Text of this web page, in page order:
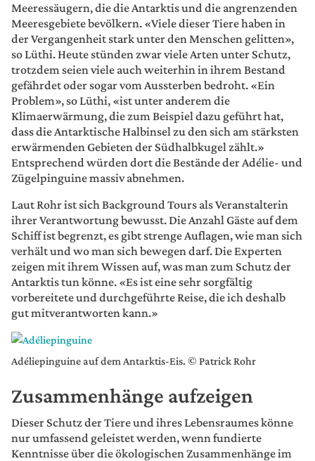
Meeressäugern, die die Antarktis und die angrenzenden
Meeresgebiete bevölkern. «Viele dieser Tiere haben in
der Vergangenheit stark unter den Menschen gelitten»,
so Lüthi. Heute stünden zwar viele Arten unter Schutz,
trotzdem seien viele auch weiterhin in ihrem Bestand
gefährdet oder sogar vom Aussterben bedroht. «Ein
Problem», so Lüthi, «ist unter anderem die
Klimaerwärmung, die zum Beispiel dazu geführt hat,
dass die Antarktische Halbinsel zu den sich am stärksten
erwärmenden Gebieten der Südhalbkugel zählt.»
Entsprechend würden dort die Bestände der Adélie- und
Zügelpinguine massiv abnehmen.
Laut Rohr ist sich Background Tours als Veranstalterin
ihrer Verantwortung bewusst. Die Anzahl Gäste auf dem
Schiff ist begrenzt, es gibt strenge Auflagen, wie man sich
verhält und wo man sich bewegen darf. Die Experten
zeigen mit ihrem Wissen auf, was man zum Schutz der
Antarktis tun könne. «Es ist eine sehr sorgfältig
vorbereitete und durchgeführte Reise, die ich deshalb
gut mitverantworten kann.»
Adéliepinguine auf dem Antarktis-Eis. © Patrick Rohr
Zusammenhänge aufzeigen
Dieser Schutz der Tiere und ihres Lebensraumes könne
nur umfassend geleistet werden, wenn fundierte
Kenntnisse über die ökologischen Zusammenhänge im